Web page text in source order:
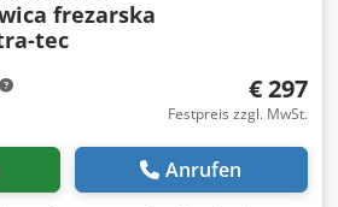
frezarska
tec
€ 297
Festpreis zzgl. MwSt.
Anrufen